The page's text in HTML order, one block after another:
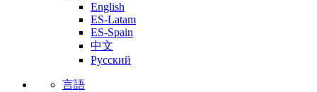
English
ES-Latam
ES-Spain
中文
Pусский
言語